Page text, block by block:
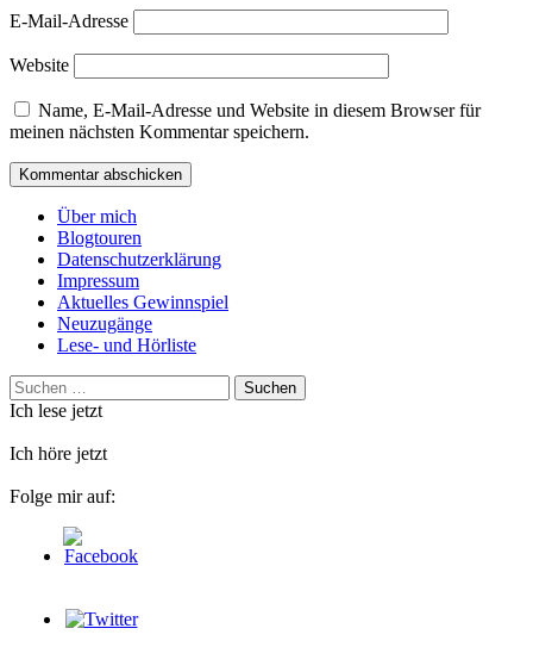
E-Mail-Adresse
Website
Name, E-Mail-Adresse und Website in diesem Browser für
meinen nächsten Kommentar speichern.
Über mich
Blogtouren
Datenschutzerklärung
Impressum
Aktuelles Gewinnspiel
Neuzugänge
Lese- und Hörliste
Suchen
nach:
Ich lese jetzt
Ich höre jetzt
Folge mir auf: